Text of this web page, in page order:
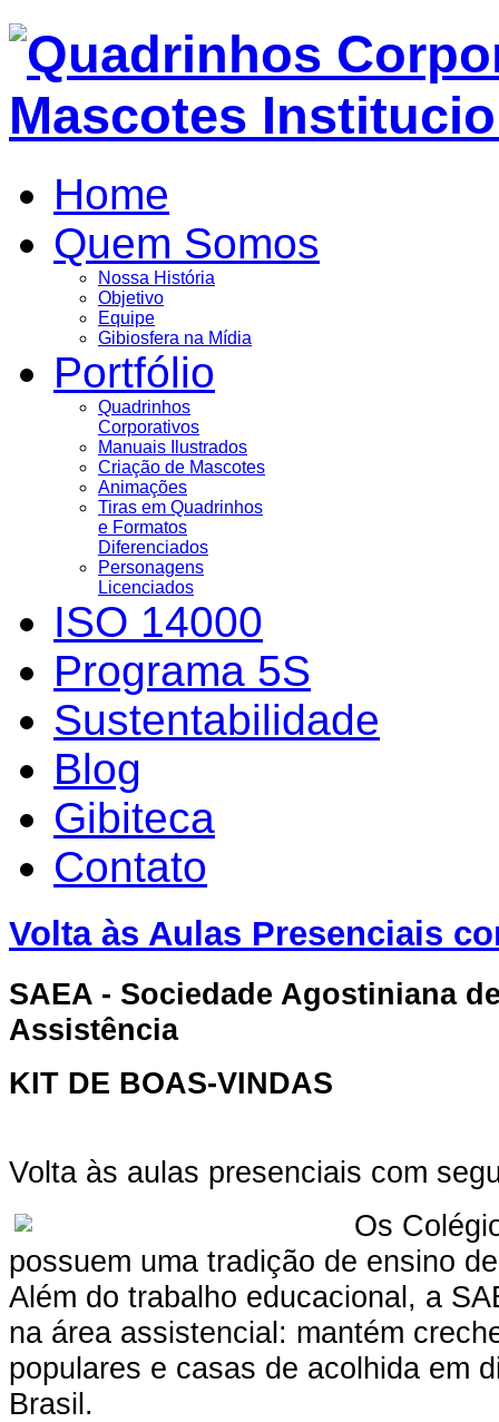
Home
Quem Somos
Nossa História
Objetivo
Equipe
Gibiosfera na Mídia
Portfólio
Quadrinhos
Corporativos
Manuais Ilustrados
Criação de Mascotes
Animações
Tiras em Quadrinhos
e Formatos
Diferenciados
Personagens
Licenciados
ISO 14000
Programa 5S
Sustentabilidade
Blog
Gibiteca
Contato
Volta às Aulas Presenciais
SAEA - Sociedade Agostiniana
Assistência
KIT DE BOAS-VINDAS
Volta às aulas presenciais com
Os
possuem uma tradição de ensino
Além do trabalho educacional, a
na área assistencial: mantém
populares e casas de acolhida em
Brasil.